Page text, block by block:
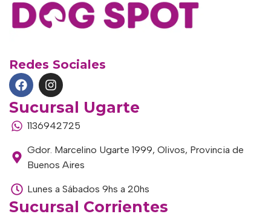
Redes Sociales
Sucursal Ugarte
1136942725
Gdor. Marcelino Ugarte 1999, Olivos, Provincia de
Buenos Aires
Lunes a Sábados 9hs a 20hs
Sucursal Corrientes